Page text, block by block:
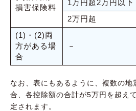
損害保険料
1万円超2万円以下
2万円超
(1)・(2)両
方がある場
合
－
なお、表にもあるように、複数の
合、各控除額の合計が5万円を超え
定されます。